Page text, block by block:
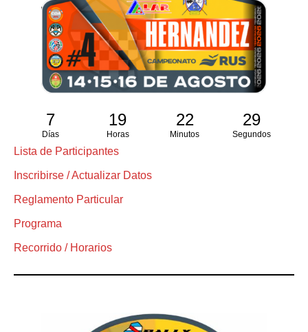
7
Días
19
Horas
22
Minutos
29
Segundos
Lista de Participantes
Inscribirse / Actualizar Datos
Reglamento Particular
Programa
Recorrido / Horarios